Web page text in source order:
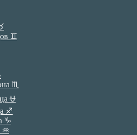
♊️
♏️
⛎
♐️
♑️